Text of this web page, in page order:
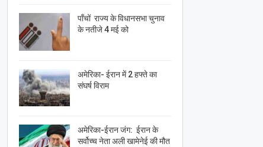
पाँचों राज्य के विधानसभा चुनाव
के नतीजे 4 मई को
अमेरिका- ईरान में 2 हफ्ते का
संघर्ष विराम
अमेरिका-ईरान जंग: ईरान के
सर्वोच्च नेता अली खामेनेई की मौत